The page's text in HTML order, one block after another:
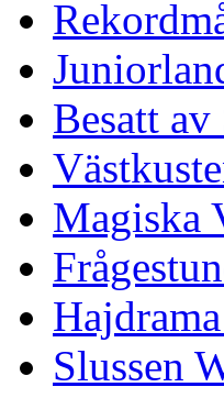
Besatt
Magiska
Slussen